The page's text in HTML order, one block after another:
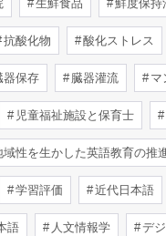
生鮮食品 鮮度保持
抗酸化物 酸化ストレス
保存 臓器灌流 マ
児童福祉施設と保育士
性を生かした英語教育の推
学習評価 近代日本語
語 人文情報学 デジ